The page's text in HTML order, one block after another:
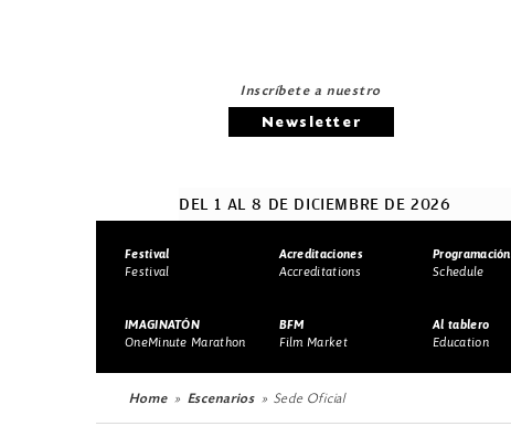
Inscríbete a nuestro
Newsletter
DEL 1 AL 8 DE DICIEMBRE DE 2026
Festival
Festival
Acreditaciones
Accreditations
Programación
Schedule
IMAGINATÓN
OneMinute Marathon
BFM
Film Market
Al tablero
Education
Home Escenarios Sede Oficial